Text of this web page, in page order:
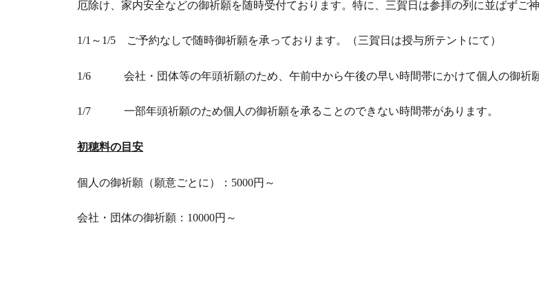
厄除け、家内安全などの御祈願を随時受付ております。特に、三賀日は参拝の列に並ばずご
1/1～1/5 ご予約なしで随時御祈願を承っております。（三賀日は授与所テントにて）
1/6 会社・団体等の年頭祈願のため、午前中から午後の早い時間帯にかけて個人の御祈
1/7 一部年頭祈願のため個人の御祈願を承ることのできない時間帯があります。
初穂料の目安
個人の御祈願（願意ごとに）：5000円～
会社・団体の御祈願：10000円～